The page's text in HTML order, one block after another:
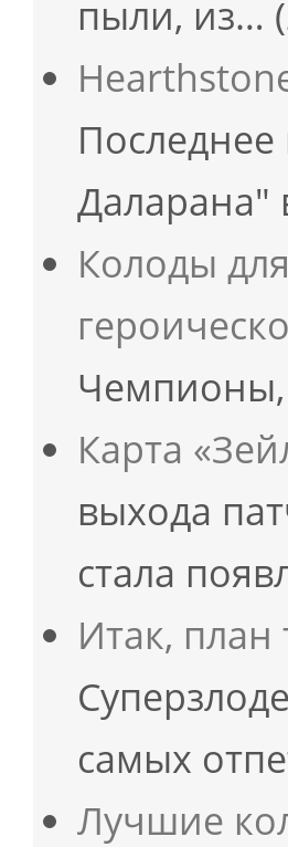
пыли, из…
Даларана"
Колоды
Чемпионы,
Карта
выхода
стала
Итак,
самых
Лучшие